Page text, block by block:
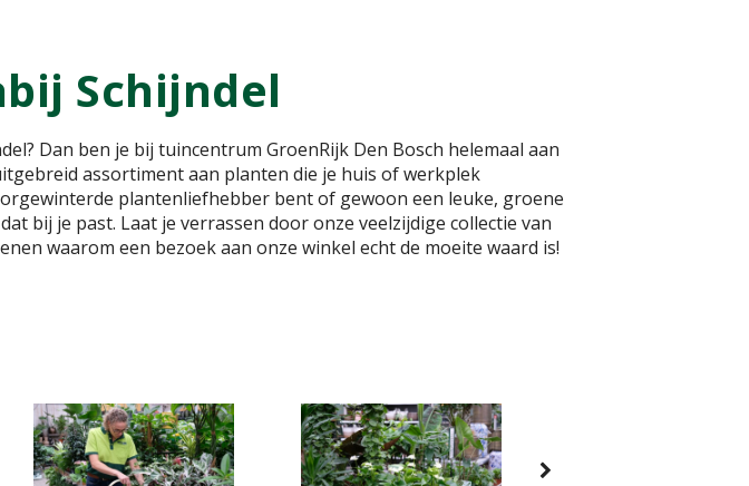
Schijndel
Dan ben je bij tuincentrum GroenRijk Den Bosch helemaal aan
assortiment aan planten die je huis of werkplek
plantenliefhebber bent of gewoon een leuke, groene
bij je past. Laat je verrassen door onze veelzijdige collectie van
waarom een bezoek aan onze winkel echt de moeite waard is!